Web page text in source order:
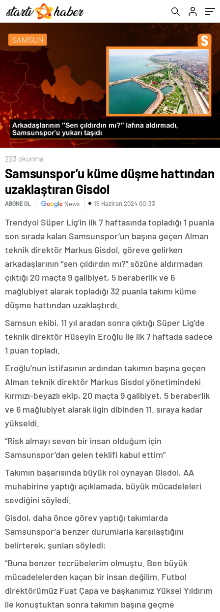
223 okunma
Samsunspor’u küme düşme hattından
uzaklaştıran Gisdol
ABONE OL News 15 Haziran 2024 00:33
Trendyol Süper Lig’in ilk 7 haftasında topladığı 1 puanla
son sırada kalan Samsunspor’un başına geçen Alman
teknik direktör Markus Gisdol, göreve gelirken
arkadaşlarının “sen çıldırdın mı?” sözüne aldırmadan
çıktığı 20 maçta 9 galibiyet, 5 beraberlik ve 6
mağlubiyet alarak topladığı 32 puanla takımı küme
düşme hattından uzaklaştırdı.
Samsun ekibi, 11 yıl aradan sonra çıktığı Süper Lig’de
teknik direktör Hüseyin Eroğlu ile ilk 7 haftada sadece
1 puan topladı.
Eroğlu’nun istifasının ardından takımın başına geçen
Alman teknik direktör Markus Gisdol yönetimindeki
kırmızı-beyazlı ekip, 20 maçta 9 galibiyet, 5 beraberlik
ve 6 mağlubiyet alarak ligin dibinden 11. sıraya kadar
yükseldi.
“Risk almayı seven bir insan olduğum için
Samsunspor’dan gelen teklifi kabul ettim”
Takımın başarısında büyük rol oynayan Gisdol, AA
muhabirine yaptığı açıklamada, büyük mücadeleleri
sevdiğini söyledi.
Gisdol, daha önce görev yaptığı takımlarda
Samsunspor’a benzer durumlarla karşılaştığını
belirterek, şunları söyledi:
“Buna benzer tecrübelerim olmuştu. Ben büyük
mücadelelerden kaçan bir insan değilim. Futbol
direktörümüz Fuat Çapa ve başkanımız Yüksel Yıldırım
ile konuştuktan sonra takımın başına geçme